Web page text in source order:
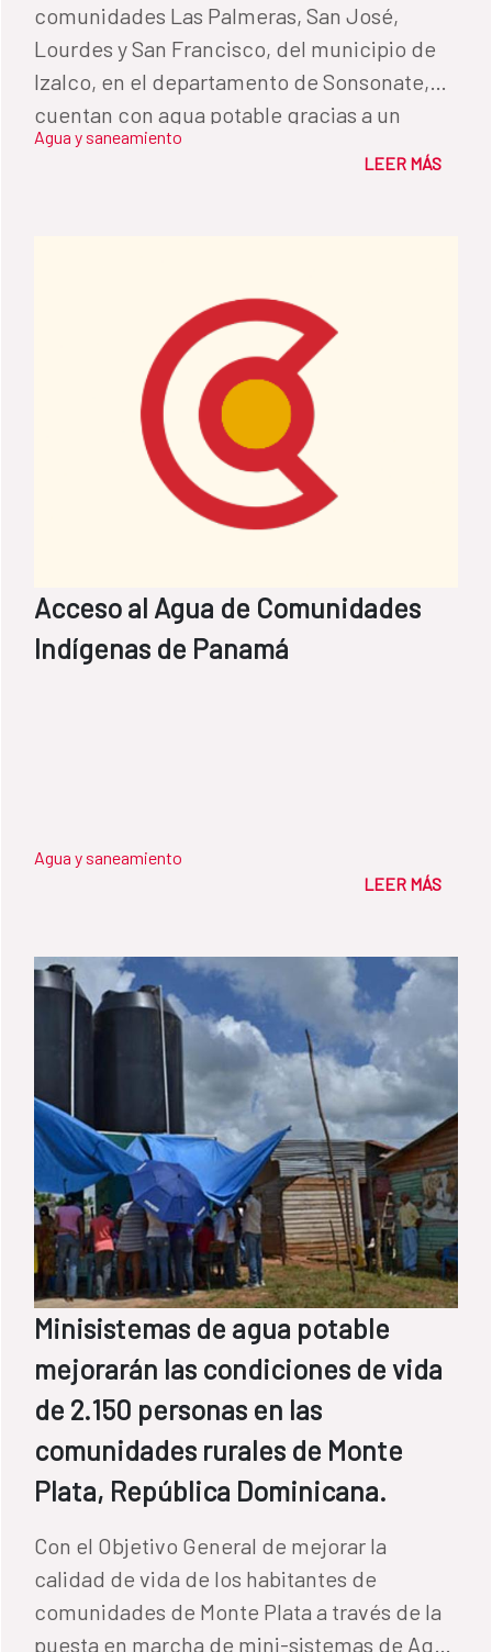
comunidades Las Palmeras, San José,
Lourdes y San Francisco, del municipio de
Izalco, en el departamento de Sonsonate,
cuentan con agua potable gracias a un
proyecto del Fondo de Cooperación para
(ANDA) con el empeño de las mujeres de la
directiva de Las Palmeras.
Agua y saneamiento
LEER MÁS
Acceso al Agua de Comunidades
Indígenas de Panamá
Agua y saneamiento
LEER MÁS
Minisistemas de agua potable
mejorarán las condiciones de vida
de 2.150 personas en las
comunidades rurales de Monte
Plata, República Dominicana.
Con el Objetivo General de mejorar la
calidad de vida de los habitantes de
comunidades de Monte Plata a través de la
puesta en marcha de mini-sistemas de Agua